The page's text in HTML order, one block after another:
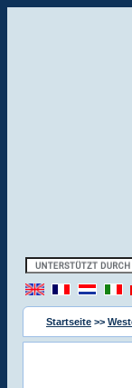
Startseite >>